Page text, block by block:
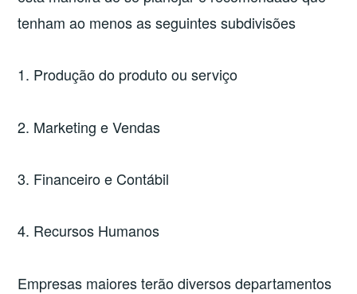
tenham ao menos as seguintes subdivisões
1. Produção do produto ou serviço
2. Marketing e Vendas
3. Financeiro e Contábil
4. Recursos Humanos
Empresas maiores terão diversos departamentos